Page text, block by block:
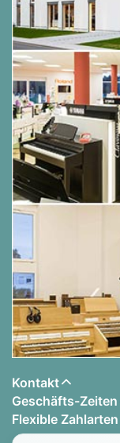
Kontakt
Geschäfts-Zeiten
Flexible Zahlarten